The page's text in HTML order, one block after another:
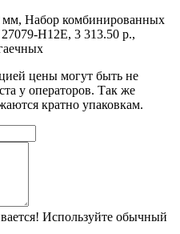
Набор комбинированных
H12E, 3 313.50 р.,
цены могут быть не
у операторов. Так же
кратно упаковкам.
Используйте обычный